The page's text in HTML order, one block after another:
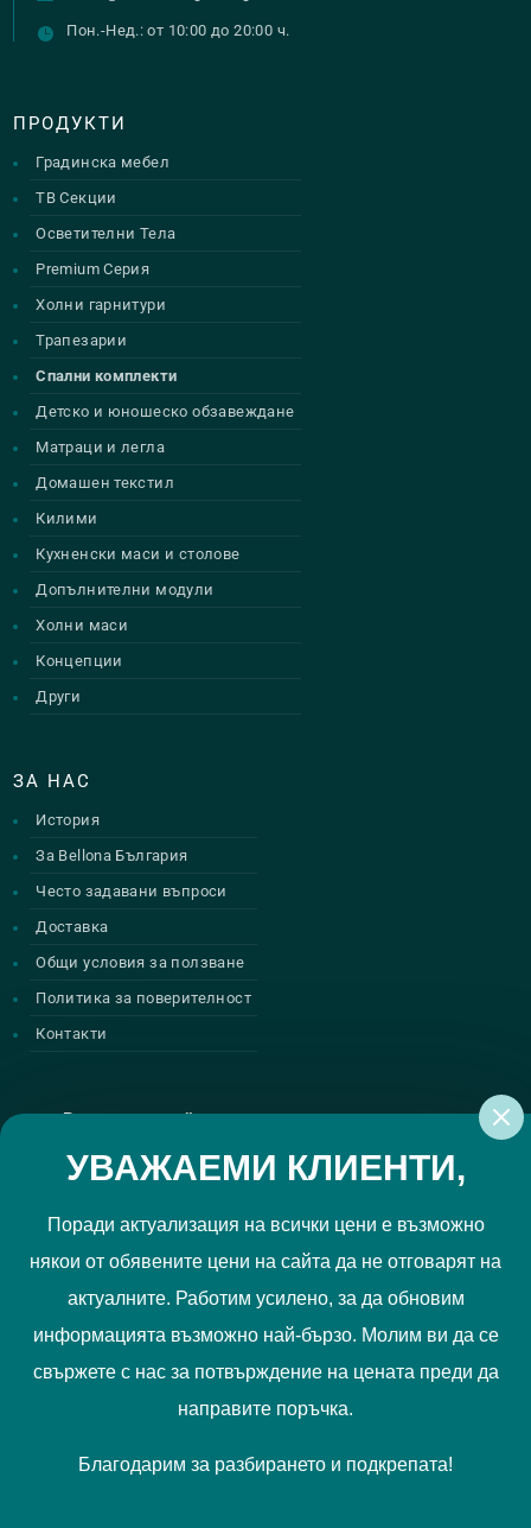
УВАЖАЕМИ КЛИЕНТИ,
Поради актуализация на всички цени е възможно
някои от обявените цени на сайта да не отговарят на
актуалните. Работим усилено, за да обновим
информацията възможно най-бързо. Молим ви да се
свържете с нас за потвърждение на цената преди да
направите поръчка.
Благодарим за разбирането и подкрепата!
Пон.-Нед.: от 10:00 до 20:00 ч.
ПРОДУКТИ
Градинска мебел
ТВ Секции
Осветителни Тела
Premium Серия
Холни гарнитури
Трапезарии
Спални комплекти
Детско и юношеско обзавеждане
Матраци и легла
Домашен текстил
Килими
Кухненски маси и столове
Допълнителни модули
Холни маси
Концепции
Други
ЗА НАС
История
За Bellona България
Често задавани въпроси
Доставка
Общи условия за ползване
Политика за поверителност
Контакти
Регистрирай се за нашите атрактивни
Прочетох и приемам Политиката за поверителност
РЕГИСТРИРАЙ МЕ
Ние използваме "бисквитки", за да Ви осигурим по-добро
Запознайте се с нашатаПолитика за бисквитки.